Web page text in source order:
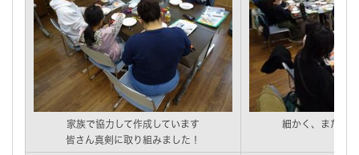
家族で協力して作成しています
皆さん真剣に取り組みました！
細かく、また力